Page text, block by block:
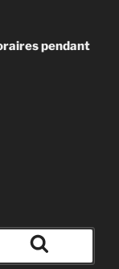
pendant
Recherche